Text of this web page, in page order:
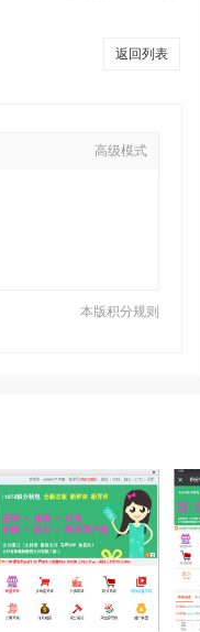
返回列表
高级模式
本版积分规则